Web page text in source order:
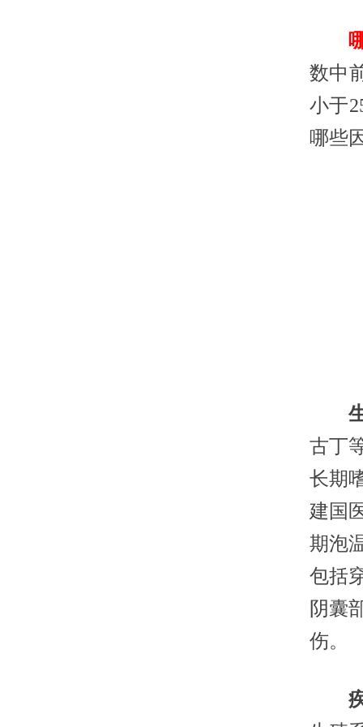
数中
小于
哪些
古丁
长期
建国
期泡
包括
阴囊
伤。